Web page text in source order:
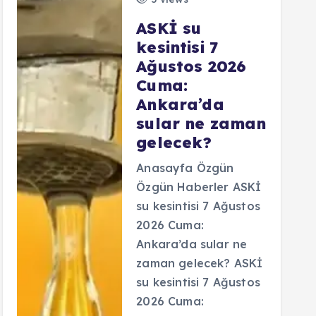
ASKİ su
kesintisi 7
Ağustos 2026
Cuma:
Ankara’da
sular ne zaman
gelecek?
Anasayfa Özgün
Özgün Haberler ASKİ
su kesintisi 7 Ağustos
2026 Cuma:
Ankara’da sular ne
zaman gelecek? ASKİ
su kesintisi 7 Ağustos
2026 Cuma: